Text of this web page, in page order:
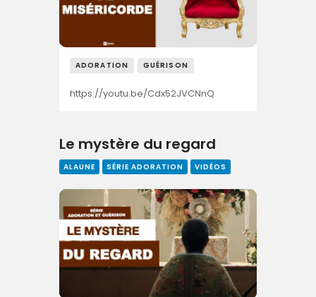
ADORATION GUÉRISON
https://youtu.be/Cdx52JVCNnQ
Le mystère du regard
ALAUNE SÉRIE ADORATION VIDÉOS